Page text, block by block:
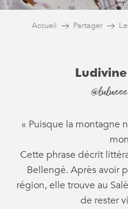
Accueil Partager
« Puisque la montagne
Cette phrase décrit
Bellengé. Après avoir
région, elle trouve au
de rester